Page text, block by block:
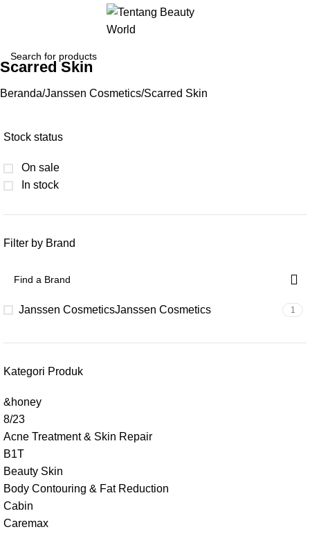
Scarred Skin
Beranda Janssen Cosmetics Scarred Skin
Stock status
On sale
In stock
Filter by Brand
Janssen CosmeticsJanssen Cosmetics 1
Kategori Produk
&honey
8/23
Acne Treatment & Skin Repair
B1T
Beauty Skin
Body Contouring & Fat Reduction
Cabin
Caremax